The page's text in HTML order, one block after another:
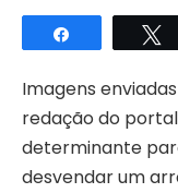
Compartilhar
Imagens
redação do portal
determinante
desvendar um